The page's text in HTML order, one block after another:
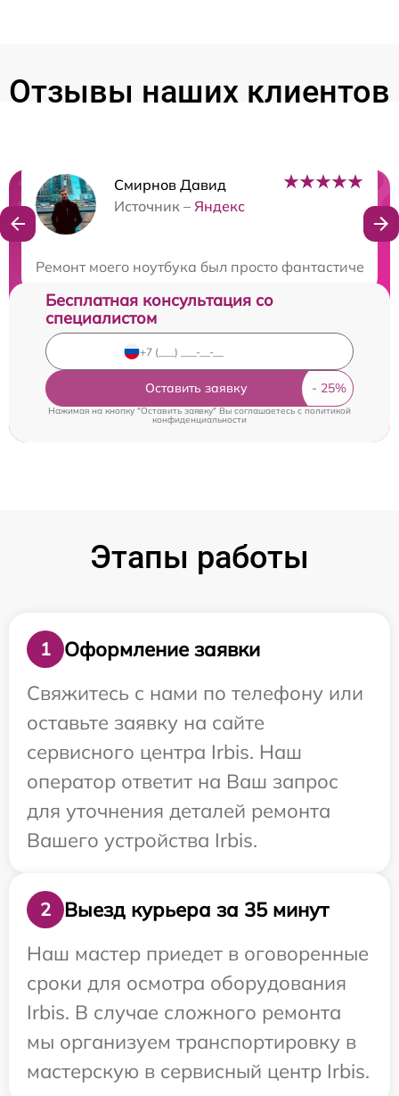
Отзывы наших клиентов
Смирнов Давид
Источник – Яндекс
Ремонт моего ноутбука был просто
Нужна консультация?
Бесплатная консультация со
специалистом
Оставить заявку
Нажимая на кнопку "Оставить заявку" Вы соглашаетесь c политикой
конфиденциальности
Этапы работы
1
Оформление заявки
Свяжитесь с нами по телефону или
оставьте заявку на сайте
сервисного центра Irbis. Наш
оператор ответит на Ваш запрос
для уточнения деталей ремонта
Вашего устройства Irbis.
2
Выезд курьера за 35 минут
Наш мастер приедет в оговоренные
сроки для осмотра оборудования
Irbis. В случае сложного ремонта
мы организуем транспортировку в
мастерскую в сервисный центр Irbis.